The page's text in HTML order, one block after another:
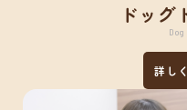
ドッグ
詳し